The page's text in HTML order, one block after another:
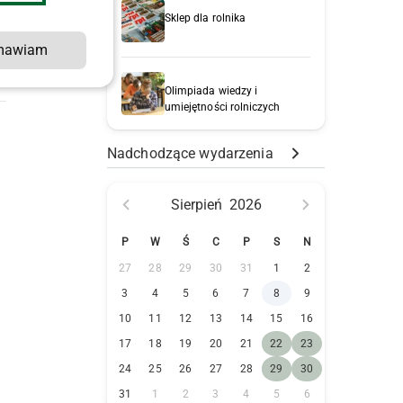
Sklep dla rolnika
Olimpiada wiedzy i
umiejętności rolniczych
Nadchodzące wydarzenia
Sierpień 2026
P W Ś C P S N
27 28 29 30 31 1
2
3
4 5 6 7 8
9
10
11 12 13 14 15
16
17
18 19 20 21 22
23
24
25 26 27 28 29
30
31
1 2 3 4 5 6